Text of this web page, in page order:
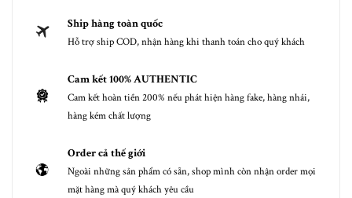
Ship hàng toàn quốc
Hỗ trợ ship COD, nhận hàng khi thanh toán cho quý khách
Cam kết 100% AUTHENTIC
Cam kết hoàn tiền 200% nếu phát hiện hàng fake, hàng nhái,
hàng kém chất lượng
Order cả thế giới
Ngoài những sản phẩm có sẵn, shop mình còn nhận order mọi
mặt hàng mà quý khách yêu cầu